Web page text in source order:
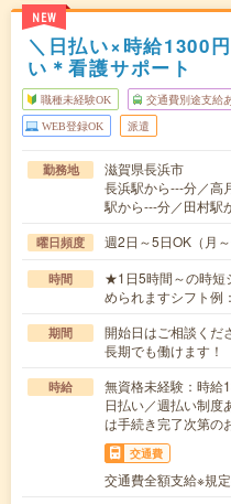
NEW
＼日払い×時給1300
い＊看護サポート
職種未経験OK 交通費別途支給
WEB登録OK 派遣
勤務地
滋賀県長浜市
長浜駅から---分／高
駅から---分／田村駅
曜日頻度 週2日～5日OK（月
時間
★1日5時間～の時短
められますシフト
期間
開始日はご相談く
長期でも働けます！
時給
無資格未経験：時
日払い／週払い制度
は手続き完了次第の
交通費
交通費全額支給※規